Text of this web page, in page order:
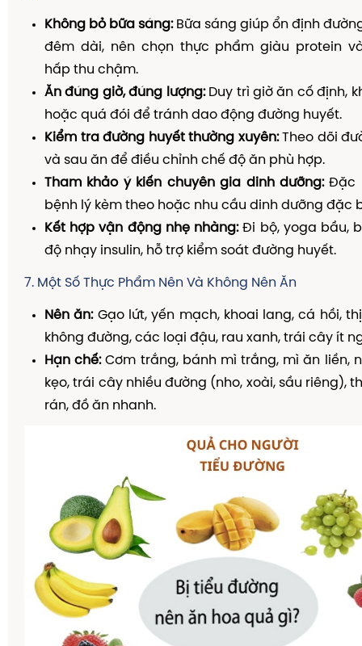
Không bỏ bữa sáng:Bữa sáng giúp ổn định
đêm dài, nên chọn thực phẩm giàu protein
hấp thu chậm.
Ăn đúng giờ, đúng lượng:Duy trì giờ ăn cố định,
hoặc quá đói để tránh dao động đường huyết.
Kiểm tra đường huyết thường xuyên:Theo dõi
và sau ăn để điều chỉnh chế độ ăn phù hợp.
Tham khảo ý kiến chuyên gia dinh dưỡng:Đặc
bệnh lý kèm theo hoặc nhu cầu dinh dưỡng đặc
Kết hợp vận động nhẹ nhàng:Đi bộ, yoga bầu,
độ nhạy insulin, hỗ trợ kiểm soát đường huyết.
7. Một Số Thực Phẩm Nên Và Không Nên Ăn
Nên ăn:Gạo lứt, yến mạch, khoai lang, cá hồi,
không đường, các loại đậu, rau xanh, trái cây ít
Hạn chế:Cơm trắng, bánh mì trắng, mì ăn liền,
kẹo, trái cây nhiều đường (nho, xoài, sầu riêng),
rán, đồ ăn nhanh.